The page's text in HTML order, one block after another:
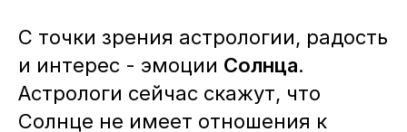
С точки зрения астрологии, радость
и интерес - эмоции Солнца.
Астрологи сейчас скажут, что
Солнце не имеет отношения к